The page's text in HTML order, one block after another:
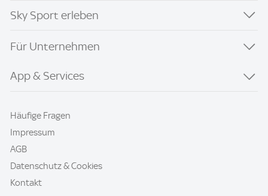
Sky Sport erleben
Für Unternehmen
App & Services
Häufige Fragen
Impressum
AGB
Datenschutz & Cookies
Kontakt